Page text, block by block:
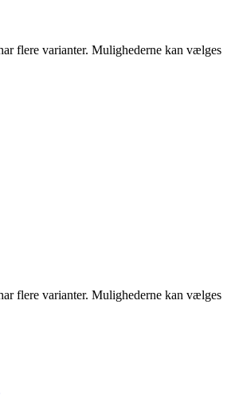
flere varianter. Mulighederne kan vælges
flere varianter. Mulighederne kan vælges